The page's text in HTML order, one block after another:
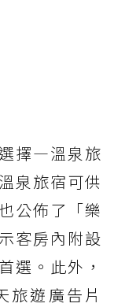
擇—溫泉旅
泉旅宿可供
公佈了「樂
客房內附設
選。此外，
旅遊廣告片